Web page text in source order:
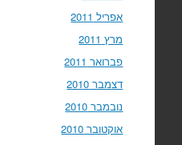
אפריל 2011
מרץ 2011
פברואר 2011
דצמבר 2010
נובמבר 2010
אוקטובר 2010